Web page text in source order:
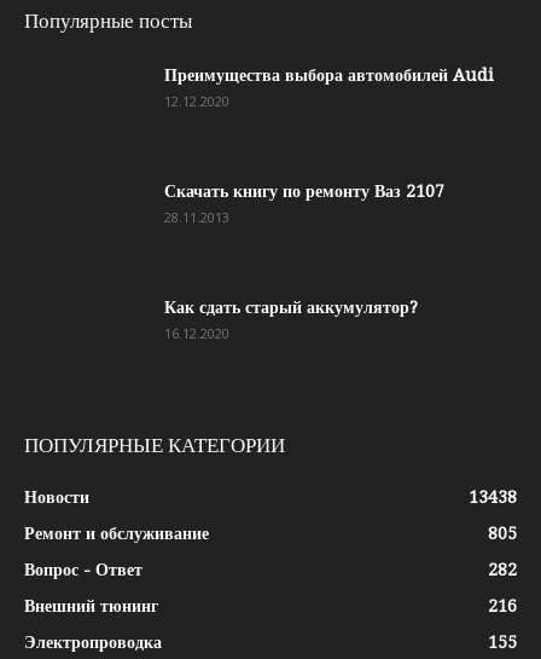
Популярные посты
Преимущества выбора автомобилей Audi
12.12.2020
Скачать книгу по ремонту Ваз 2107
28.11.2013
Как сдать старый аккумулятор?
16.12.2020
ПОПУЛЯРНЫЕ КАТЕГОРИИ
Новости
13438
Ремонт и обслуживание
805
Вопрос - Ответ
282
Внешний тюнинг
216
Электропроводка
155